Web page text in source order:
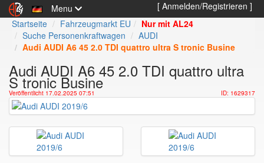
Menu
[ Anmelden/Registrieren ]
Startseite
Fahrzeugmarkt EU
Nur mit AL24
Suche Personenkraftwagen
AUDI
Audi AUDI A6 45 2.0 TDI quattro ultra S tronic Busine
Audi AUDI A6 45 2.0 TDI quattro ultra
S tronic Busine
Veröffentlicht 17.02.2025 07:51 ID: 1629317